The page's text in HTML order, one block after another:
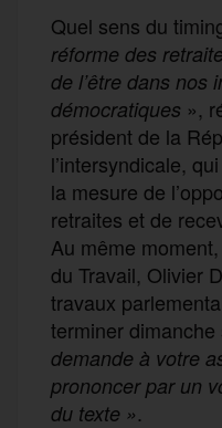
Quel sens du
réforme des
de l’être dans nos
démocratiques »,
président de la
l’intersyndicale,
la mesure de
retraites et de
Au même
du Travail, Olivier
travaux
terminer dimanche
demande à votre
prononcer par un
du texte ».